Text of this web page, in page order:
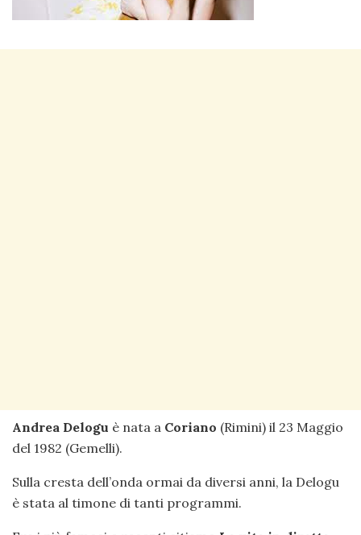
Andrea Delogu è nata a Coriano (Rimini) il 23 Maggio
del 1982 (Gemelli).
Sulla cresta dell’onda ormai da diversi anni, la Delogu
è stata al timone di tanti programmi.